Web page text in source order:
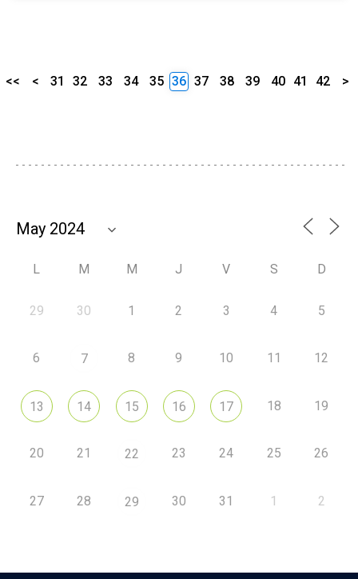
<< < 31 32 33 34 35 36 37 38 39 40 41 42 >
L M M J V S D
29 30 1 2 3 4 5
6 7 8 9 10 11 12
13 14 15 16 17 18 19
20 21 22 23 24 25 26
27 28 29 30 31 1 2